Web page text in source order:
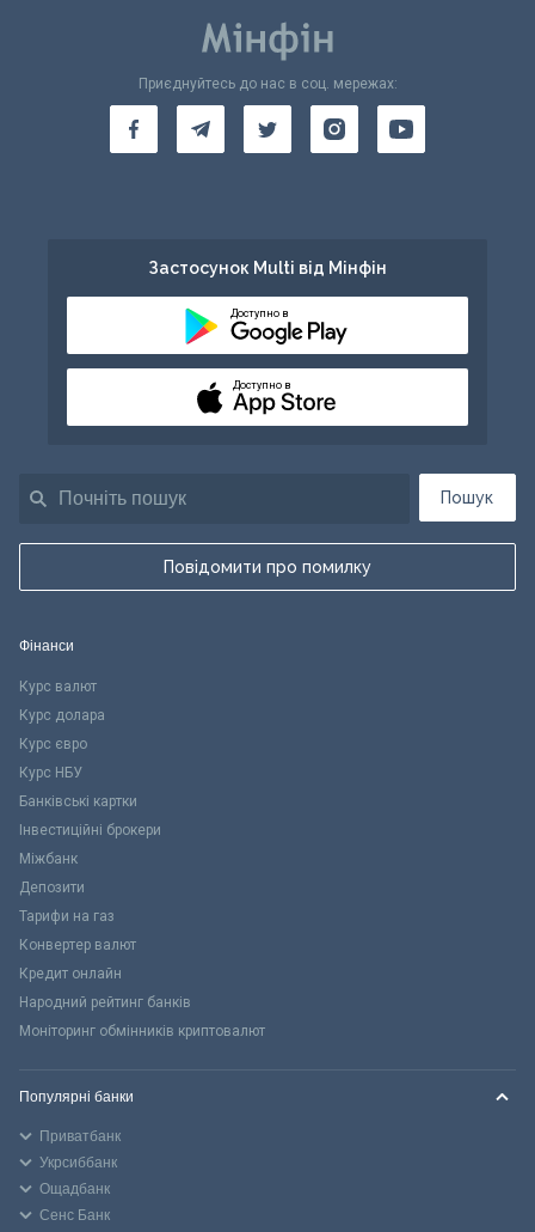
Пошук
Повідомити про помилку
Приєднуйтесь до нас в соц. мережах:
Застосунок Multi від Мінфін
Доступно в
Доступно в
Фінанси
Курс валют
Курс долара
Курс євро
Курс НБУ
Банківські картки
Інвестиційні брокери
Міжбанк
Депозити
Тарифи на газ
Конвертер валют
Кредит онлайн
Народний рейтинг банків
Моніторинг обмінників криптовалют
Популярні банки
Приватбанк
Укрсиббанк
Ощадбанк
Сенс Банк